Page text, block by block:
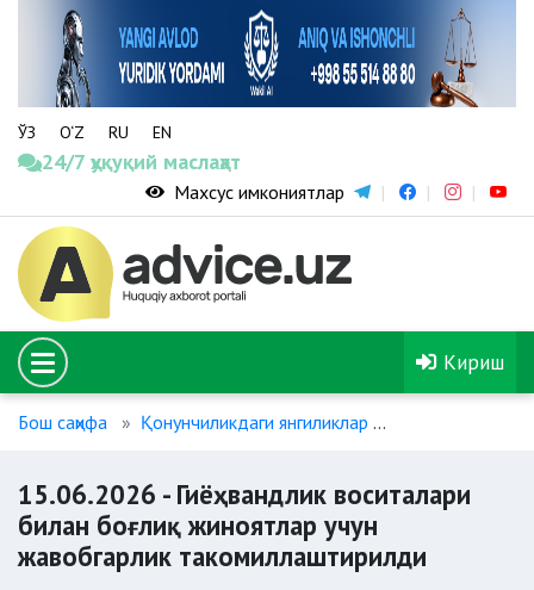
ЎЗ O‘Z RU EN
24/7 ҳуқуқий маслаҳат
Махсус имкониятлар
Кириш
Бош саҳифа Қонунчиликдаги янгиликлар
15.06.2026 - Гиёҳвандлик воситалари
билан боғлиқ жиноятлар учун
жавобгарлик такомиллаштирилди